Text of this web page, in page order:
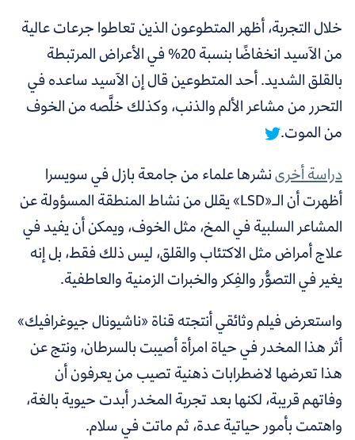
خلال التجربة، أظهر المتطوعون الذين تعاطوا جرعات عالية
من الآسيد انخفاضًا بنسبة 20% في الأعراض المرتبطة
بالقلق الشديد.أحد المتطوعين قال إن الآسيد ساعده في
التحرر من مشاعر الألم والذنب، وكذلك خلَّصه من الخوف
من الموت.
دراسة أخرىنشرها علماء من جامعة بازل في سويسرا
أظهرت أن الـ«LSD» يقلل من نشاط المنطقة المسؤولة عن
المشاعر السلبية في المخ، مثل الخوف، ويمكن أن يفيد في
علاج أمراض مثل الاكتئاب والقلق، ليس ذلك فقط، بل إنه
يغير في التصوُّر والفِكر والخبرات الزمنية والعاطفية.
واستعرضفيلم وثائقي أنتجته قناة «ناشيونال جيوغرافيك»
أثر هذا المخدر في حياة امرأة أصيبت بالسرطان، ونتج عن
هذا تعرضها لاضطرابات ذهنية تصيب من يعرفون أن
وفاتهم قريبة، لكنها بعد تجربة المخدر أبدت حيوية بالغة،
واهتمت بأمور حياتية عدة، ثم ماتت في سلام.